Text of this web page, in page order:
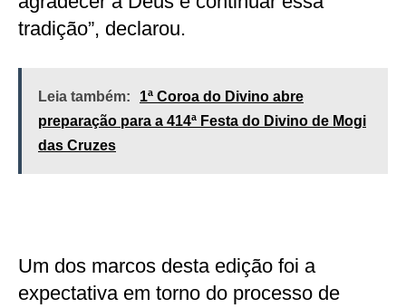
tradição”, declarou.
Leia também:
1ª Coroa do Divino abre
preparação para a 414ª Festa do Divino de Mogi
das Cruzes
Um dos marcos desta edição foi a
expectativa em torno do processo de